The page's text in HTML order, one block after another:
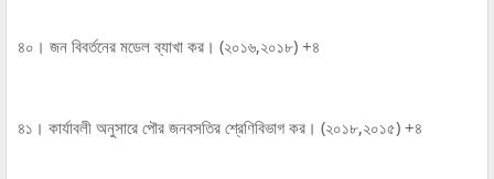
৪০। জন বিবর্তনের মডেল ব্যাখা কর। (২০১৬,২০১৮) +৪
৪১। কার্যাবলী অনুসারে পৌর জনবসতির শ্রেণিবিভাগ কর। (২০১৮,২০১৫) +৪